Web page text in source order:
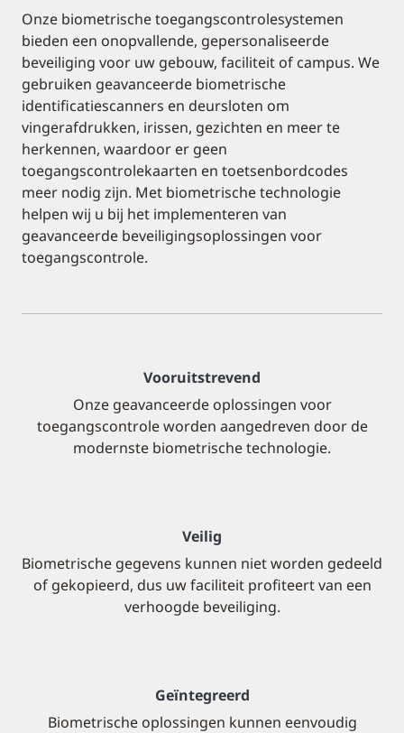
Onze biometrische toegangscontrolesystemen
bieden een onopvallende, gepersonaliseerde
beveiliging voor uw gebouw, faciliteit of campus. We
gebruiken geavanceerde biometrische
identificatiescanners en deursloten om
vingerafdrukken, irissen, gezichten en meer te
herkennen, waardoor er geen
toegangscontrolekaarten en toetsenbordcodes
meer nodig zijn. Met biometrische technologie
helpen wij u bij het implementeren van
geavanceerde beveiligingsoplossingen voor
toegangscontrole.
Vooruitstrevend
Onze geavanceerde oplossingen voor
toegangscontrole worden aangedreven door de
modernste biometrische technologie.
Veilig
Biometrische gegevens kunnen niet worden gedeeld
of gekopieerd, dus uw faciliteit profiteert van een
verhoogde beveiliging.
Geïntegreerd
Biometrische oplossingen kunnen eenvoudig